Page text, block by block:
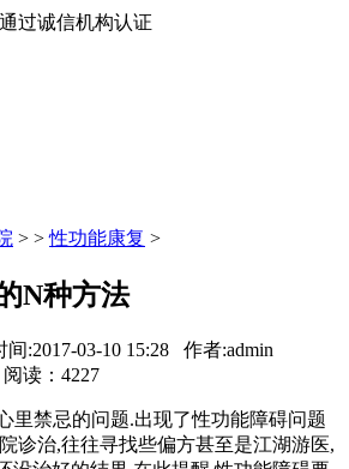
过诚信机构认证
> >性功能康复 >
N种方法
:2017-03-10 15:28 作者:admin
阅读： 4227
禁忌的问题.出现了性功能障碍问题
诊治,往往寻找些偏方甚至是江湖游医,